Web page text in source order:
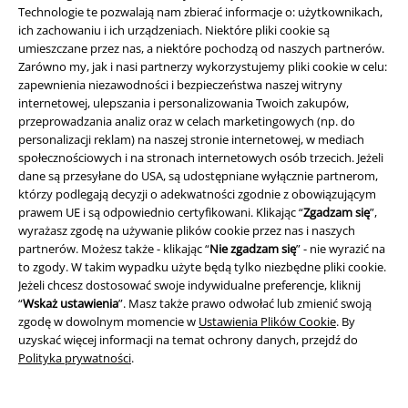
Technologie te pozwalają nam zbierać informacje o: użytkownikach,
ich zachowaniu i ich urządzeniach. Niektóre pliki cookie są
umieszczane przez nas, a niektóre pochodzą od naszych partnerów.
Zarówno my, jak i nasi partnerzy wykorzystujemy pliki cookie w celu:
zapewnienia niezawodności i bezpieczeństwa naszej witryny
internetowej, ulepszania i personalizowania Twoich zakupów,
przeprowadzania analiz oraz w celach marketingowych (np. do
personalizacji reklam) na naszej stronie internetowej, w mediach
społecznościowych i na stronach internetowych osób trzecich. Jeżeli
dane są przesyłane do USA, są udostępniane wyłącznie partnerom,
którzy podlegają decyzji o adekwatności zgodnie z obowiązującym
prawem UE i są odpowiednio certyfikowani. Klikając “Zgadzam się”,
wyrażasz zgodę na używanie plików cookie przez nas i naszych
partnerów. Możesz także - klikając “Nie zgadzam się” - nie wyrazić na
to zgody. W takim wypadku użyte będą tylko niezbędne pliki cookie.
Jeżeli chcesz dostosować swoje indywidualne preferencje, kliknij
“Wskaż ustawienia”. Masz także prawo odwołać lub zmienić swoją
zgodę w dowolnym momencie w Ustawienia Plików Cookie. By
uzyskać więcej informacji na temat ochrony danych, przejdź do
Polityka prywatności.
Bez względu na to, jaki styl wybierzesz, ważne jest, abyś czuł się
komfortowo i aby Twój strój odpowiadał Twojemu osobistemu gustowi.
Odzież festiwalowa jest tak uniwersalna jak sama muzyka i daje
każdemu możliwość pokazania swojego indywidualnego stylu. Nie
zapomnij zwrócić uwagi na świetne oferty, aby zaoszczędzić na zakupie.
Baw się dobrze, tworząc swój idealny festiwalowy look!
Nie zapomnij zapoznać się również z naszymi innymi kategoriami i
różnorodnymi tematami! Dla wszystkich entuzjastów mody oferujemy
imponujący wybór stylowej i indywidualnej odzieży i akcesoriów z
różnych dziedzin:
Stroje festiwalowe
Odzież Rockabilly
Bluzy motocyklowe z
kapturem
Buty do jazdy na łyżwach
Moda uliczna
Festiwalowe Szorty
Odzież podstawowa
Stroje steampunkowe
Buty do jazdy na łyżwach
Buty motocyklowe
Rockabilly dla Mężczyźni
Sukienki festiwalowe